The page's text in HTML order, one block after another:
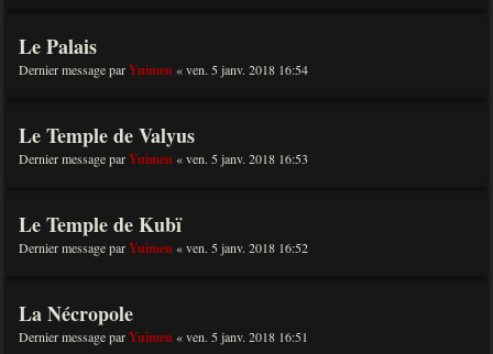
Le Palais
Dernier message parYuimen «ven. 5 janv. 2018 16:54
Le Temple de Valyus
Dernier message parYuimen «ven. 5 janv. 2018 16:53
Le Temple de Kubï
Dernier message parYuimen «ven. 5 janv. 2018 16:52
La Nécropole
Dernier message parYuimen «ven. 5 janv. 2018 16:51